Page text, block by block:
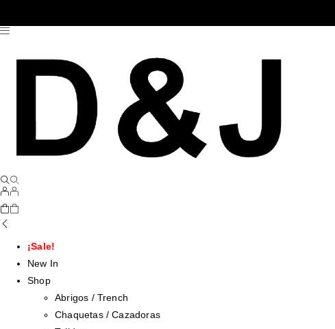
¡Sale!
New In
Shop
Abrigos / Trench
Chaquetas / Cazadoras